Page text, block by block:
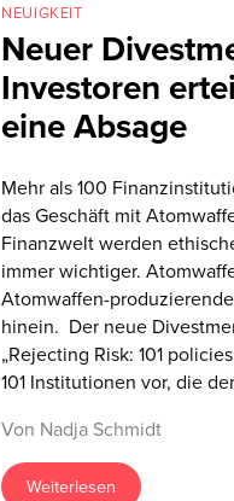
NEUIGKEIT
Neuer
Investoren
eine Absage
Mehr als 100
das Geschäft mit
Finanzwelt werden
immer wichtiger.
Atomwaffen-
hinein. Der neue
„Rejecting Risk: 101
101 Institutionen vor, die
Von Nadja Schmidt
Weiterlesen